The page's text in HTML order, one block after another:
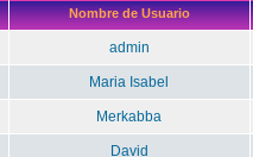
Nombre de Usuario
admin
Maria Isabel
Merkabba
David